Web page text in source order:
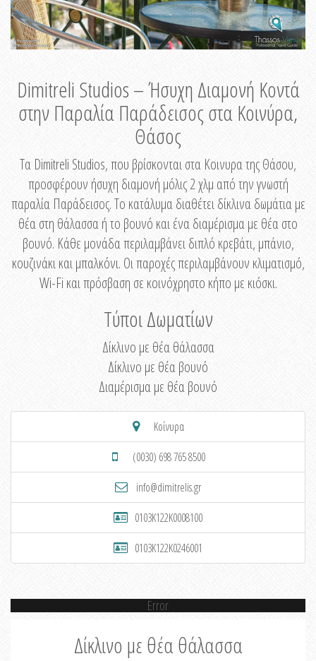
Dimitreli Studios – Ήσυχη Διαμονή Κοντά
στην Παραλία Παράδεισος στα Κοινύρα,
Θάσος
Τα Dimitreli Studios, που βρίσκονται στα Κοινυρα της Θάσου,
προσφέρουν ήσυχη διαμονή μόλις 2 χλμ από την γνωστή
παραλία Παράδεισος. Το κατάλυμα διαθέτει δίκλινα δωμάτια με
θέα στη θάλασσα ή το βουνό και ένα διαμέρισμα με θέα στο
βουνό. Κάθε μονάδα περιλαμβάνει διπλό κρεβάτι, μπάνιο,
κουζινάκι και μπαλκόνι. Οι παροχές περιλαμβάνουν κλιματισμό,
Wi-Fi και πρόσβαση σε κοινόχρηστο κήπο με κιόσκι.
Τύποι Δωματίων
Δίκλινο με θέα θάλασσα
Δίκλινο με θέα βουνό
Διαμέρισμα με θέα βουνό
Κοίνυρα
(0030) 698 765 8500
info@dimitrelis.gr
0103K122K0008100
0103K122K0246001
Error
Δίκλινο με θέα θάλασσα